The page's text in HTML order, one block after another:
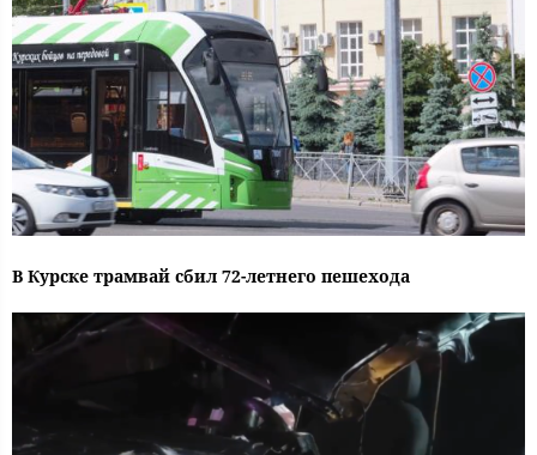
В Курске трамвай сбил 72-летнего пешехода